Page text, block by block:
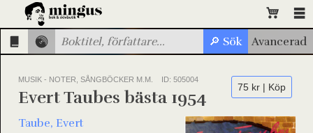
MUSIK - NOTER, SÅNGBÖCKER M.M. ID: 505004
75 kr | Köp
Evert Taubes bästa 1954
Taube, Evert